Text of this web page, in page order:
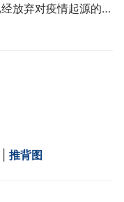
放弃对疫情起源的…
推背图